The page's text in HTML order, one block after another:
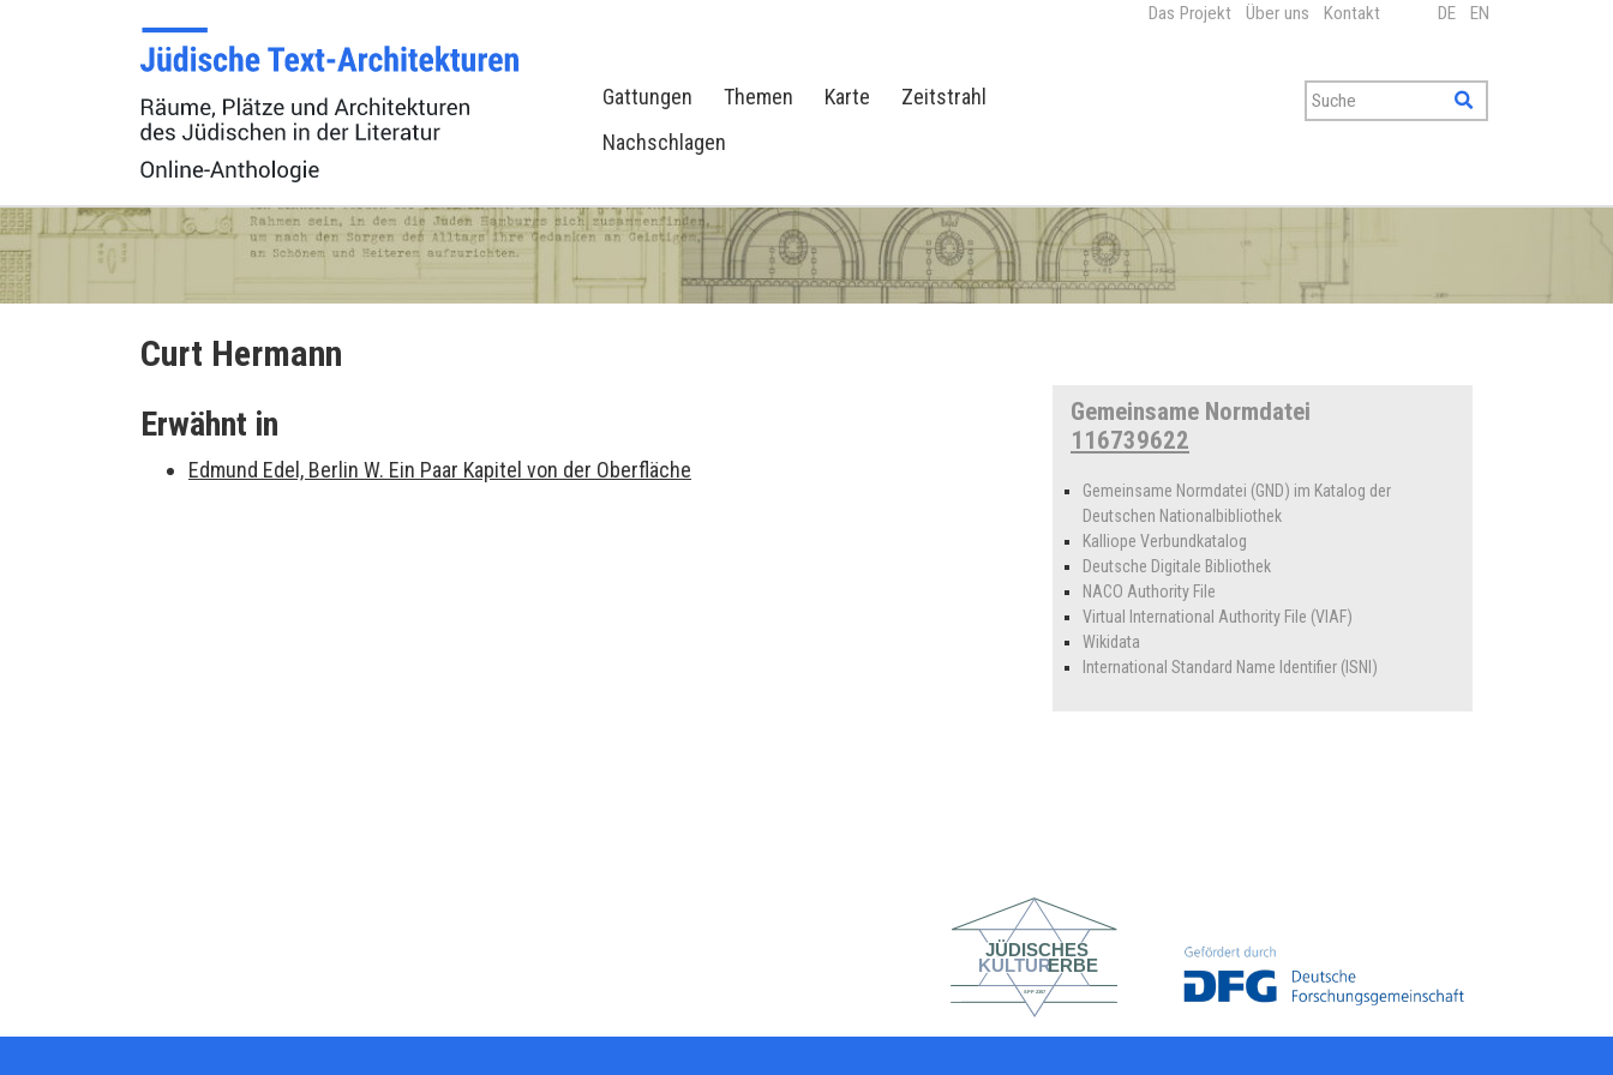
Das Projekt Über uns Kontakt DE EN
Gattungen Themen Karte
Zeitstrahl
Nachschlagen
Curt Hermann
Erwähnt in
Edmund Edel, Berlin W. Ein Paar Kapitel von der Oberfläche
Gemeinsame Normdatei
116739622
Gemeinsame Normdatei (GND) im Katalog der
Deutschen Nationalbibliothek
Kalliope Verbundkatalog
Deutsche Digitale Bibliothek
NACO Authority File
Virtual International Authority File (VIAF)
Wikidata
International Standard Name Identifier (ISNI)